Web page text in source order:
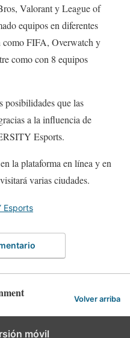
Valorant y League of
equipos en diferentes
como FIFA, Overwatch y
como con 8 equipos
posibilidades que las
a la influencia de
Esports.
la plataforma en línea y en
varias ciudades.
Esports
Volver arriba
móvil